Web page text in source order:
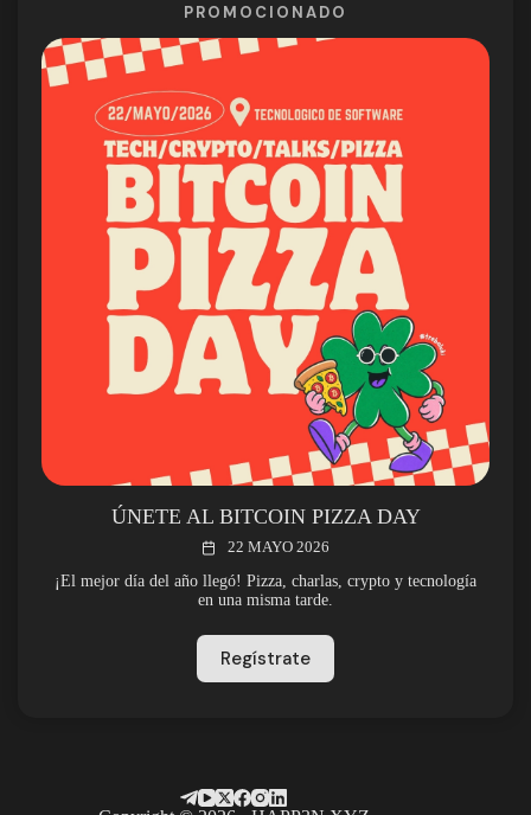
PROMOCIONADO
ÚNETE AL BITCOIN PIZZA DAY
22 MAYO 2026
¡El mejor día del año llegó! Pizza, charlas, crypto y tecnología
en una misma tarde.
Regístrate